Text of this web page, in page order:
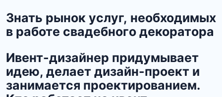
Знать рынок услуг, необходимых
в работе свадебного декоратора
Ивент-дизайнер придумывает
идею, делает дизайн-проект и
занимается проектированием.